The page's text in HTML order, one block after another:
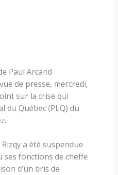
Paul Arcand
de presse, mercredi,
sur la crise qui
du Québec (PLQ) du
a été suspendue
ses fonctions de cheffe
d’un bris de